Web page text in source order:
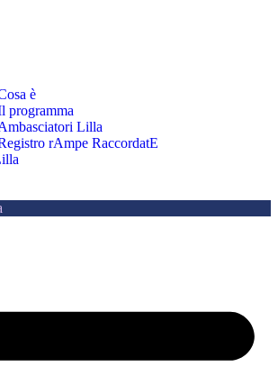
è
programma
Lilla
rAmpe RaccordatE